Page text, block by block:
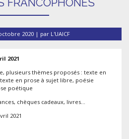
FRANCOPHONES
2020 | par L'UAICF
2021
plusieurs thèmes proposés : texte en
en prose à sujet libre, poésie
poétique
chèques cadeaux, livres…
2021